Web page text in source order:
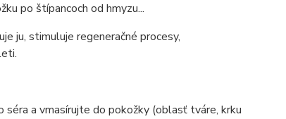
po štípancoch od hmyzu...
ju, stimuluje regeneračné procesy,
a vmasírujte do pokožky (oblasť tváre, krku